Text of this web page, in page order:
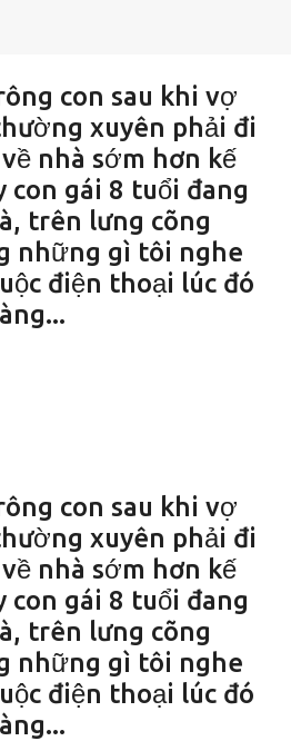
con sau khi vợ
xuyên phải đi
nhà sớm hơn kế
con gái 8 tuổi đang
trên lưng cõng
những gì tôi nghe
điện thoại lúc đó
con sau khi vợ
xuyên phải đi
nhà sớm hơn kế
con gái 8 tuổi đang
trên lưng cõng
những gì tôi nghe
điện thoại lúc đó